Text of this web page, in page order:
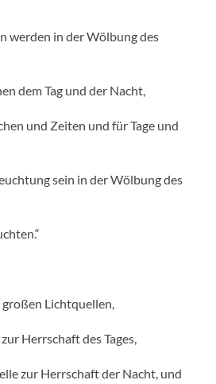
werden in der Wölbung des
dem Tag und der Nacht,
und Zeiten und für Tage und
sein in der Wölbung des
Lichtquellen,
Herrschaft des Tages,
zur Herrschaft der Nacht, und